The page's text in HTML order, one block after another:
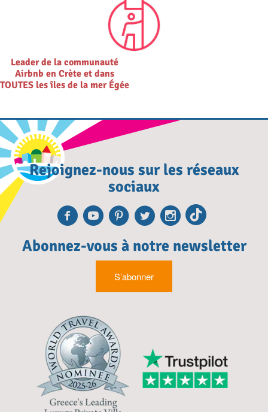
Leader de la communauté
Airbnb en Crète et dans
TOUTES les îles de la mer Égée
Rejoignez-nous sur les réseaux
sociaux
Facebook
Youtube
Pinterest
TwitterTikTok
Abonnez-vous à notre newsletter
S’abonner